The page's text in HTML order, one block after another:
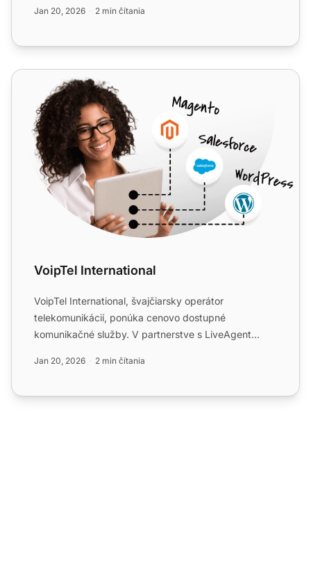
Jan 20, 2026 2 min čítania
VoipTel International
VoipTel International
VoipTel International, švajčiarsky operátor
telekomunikácií, ponúka cenovo dostupné
komunikačné služby. V partnerstve s LiveAgent
Jan 20, 2026 2 min čítania